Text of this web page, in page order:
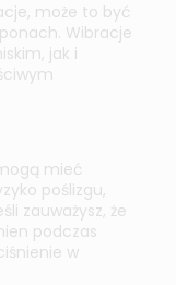
może to być
Wibracje
jak i
mieć
poślizgu,
zauważysz, że
podczas
w